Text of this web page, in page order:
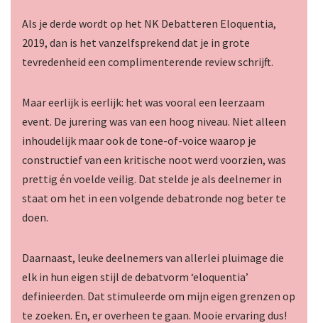
Als je derde wordt op het NK Debatteren Eloquentia,
2019, dan is het vanzelfsprekend dat je in grote
tevredenheid een complimenterende review schrijft.
Maar eerlijk is eerlijk: het was vooral een leerzaam
event. De jurering was van een hoog niveau. Niet alleen
inhoudelijk maar ook de tone-of-voice waarop je
constructief van een kritische noot werd voorzien, was
prettig én voelde veilig. Dat stelde je als deelnemer in
staat om het in een volgende debatronde nog beter te
doen.
Daarnaast, leuke deelnemers van allerlei pluimage die
elk in hun eigen stijl de debatvorm ‘eloquentia’
definieerden. Dat stimuleerde om mijn eigen grenzen op
te zoeken. En, er overheen te gaan. Mooie ervaring dus!